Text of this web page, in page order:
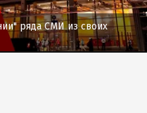
ряда СМИ из своих